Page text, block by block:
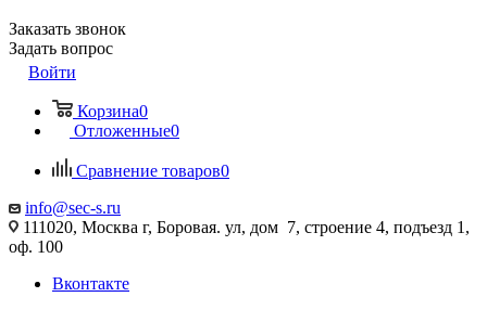
Заказать звонок
Задать вопрос
Войти
Корзина0
Отложенные0
Сравнение товаров0
info@sec-s.ru
111020, Москва г, Боровая. ул, дом 7, строение 4, подъезд 1,
оф. 100
Вконтакте